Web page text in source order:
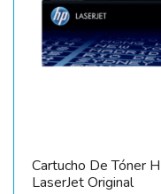
Cartucho De Tóner
LaserJet Original